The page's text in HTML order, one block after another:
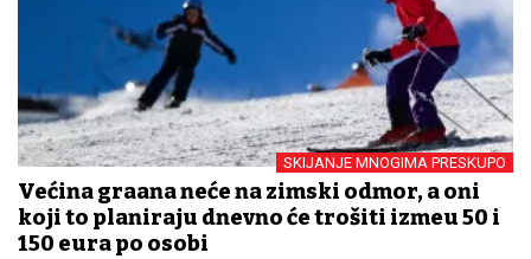
SKIJANJE MNOGIMA PRESKUPO
Većina građana neće na zimski odmor, a oni
koji to planiraju dnevno će trošiti između 50 i
150 eura po osobi